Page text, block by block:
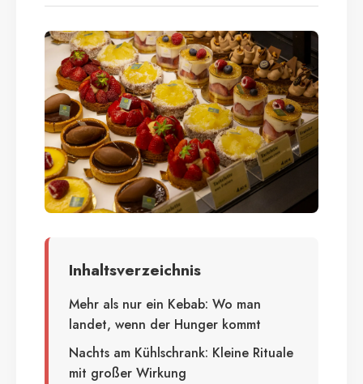
Inhaltsverzeichnis
Mehr als nur ein Kebab: Wo man
landet, wenn der Hunger kommt
Nachts am Kühlschrank: Kleine Rituale
mit großer Wirkung